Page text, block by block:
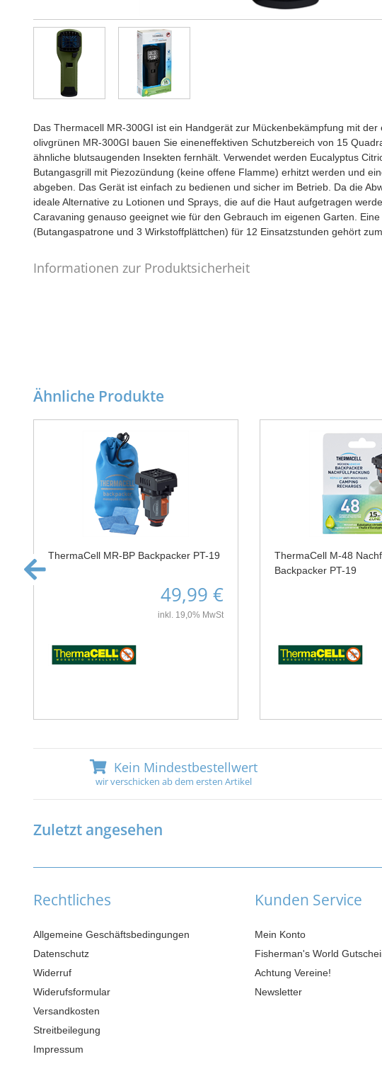
Das Thermacell MR-300GI ist ein Handgerät zur Mückenbekämpfung mit
olivgrünen MR-300GI bauen Sie eineneffektiven Schutzbereich von 15
ähnliche blutsaugenden Insekten fernhält. Verwendet werden Eucalyptus
Butangasgrill mit Piezozündung (keine offene Flamme) erhitzt werden und
abgeben. Das Gerät ist einfach zu bedienen und sicher im Betrieb. Da die
ideale Alternative zu Lotionen und Sprays, die auf die Haut aufgetragen
Caravaning genauso geeignet wie für den Gebrauch im eigenen Garten.
(Butangaspatrone und 3 Wirkstoffplättchen) für 12 Einsatzstunden gehört
Informationen zur Produktsicherheit
Ähnliche Produkte
ThermaCell MR-BP Backpacker PT-19
49,99 €
inkl. 19,0% MwSt
ThermaCell M-48
Backpacker PT-19
Kein Mindestbestellwert
wir verschicken ab dem ersten Artikel
Zuletzt angesehen
Rechtliches
Allgemeine Geschäftsbedingungen
Datenschutz
Widerruf
Widerufsformular
Versandkosten
Streitbeilegung
Impressum
Kunden Service
Mein Konto
Fisherman's World
Achtung Vereine!
Newsletter